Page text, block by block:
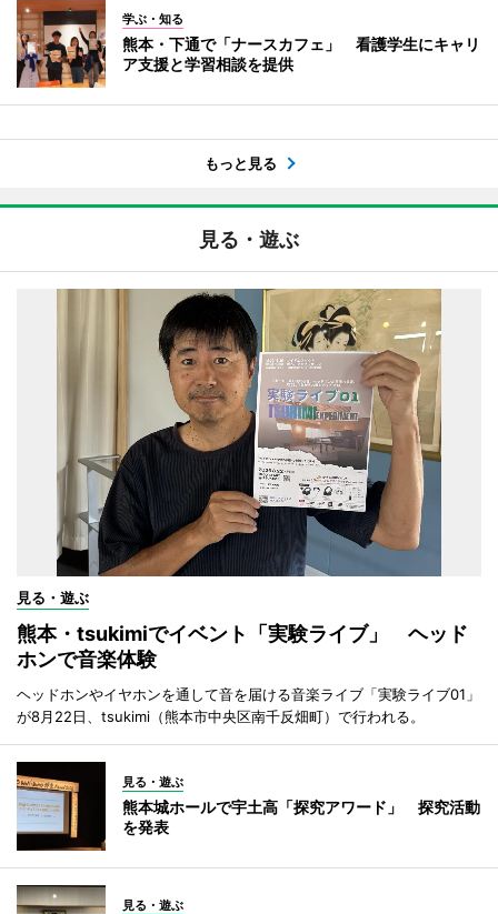
学ぶ・知る
熊本・下通で「ナースカフェ」 看護学生にキャリ
ア支援と学習相談を提供
もっと見る
見る・遊ぶ
見る・遊ぶ
熊本・tsukimiでイベント「実験ライブ」 ヘッド
ホンで音楽体験
ヘッドホンやイヤホンを通して音を届ける音楽ライブ「実験ライブ01」
が8月22日、tsukimi（熊本市中央区南千反畑町）で行われる。
見る・遊ぶ
熊本城ホールで宇土高「探究アワード」 探究活動
を発表
見る・遊ぶ